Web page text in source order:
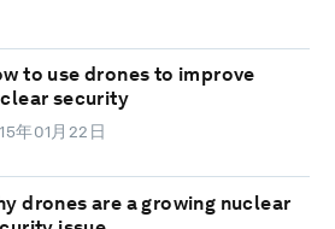
to use drones to improve
security
年01月22日
drones are a growing nuclear